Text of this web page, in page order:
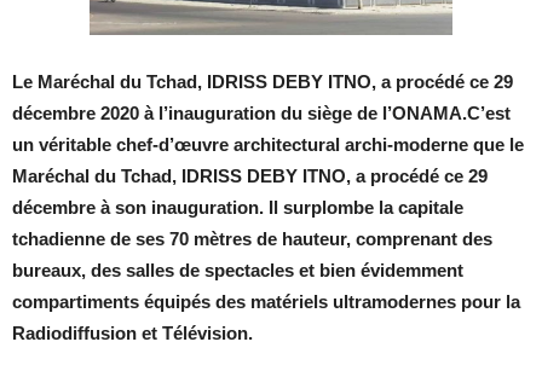
Le Maréchal du Tchad, IDRISS DEBY ITNO, a procédé ce 29
décembre 2020 à l’inauguration du siège de l’ONAMA.C’est
un véritable chef-d’œuvre architectural archi-moderne que le
Maréchal du Tchad, IDRISS DEBY ITNO, a procédé ce 29
décembre à son inauguration. Il surplombe la capitale
tchadienne de ses 70 mètres de hauteur, comprenant des
bureaux, des salles de spectacles et bien évidemment
compartiments équipés des matériels ultramodernes pour la
Radiodiffusion et Télévision.